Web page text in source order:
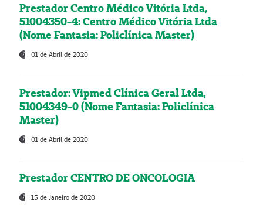
Prestador Centro Médico Vitória Ltda,
51004350-4: Centro Médico Vitória Ltda
(Nome Fantasia: Policlínica Master)
01 de Abril de 2020
Prestador: Vipmed Clínica Geral Ltda,
51004349-0 (Nome Fantasia: Policlínica
Master)
01 de Abril de 2020
Prestador CENTRO DE ONCOLOGIA
15 de Janeiro de 2020